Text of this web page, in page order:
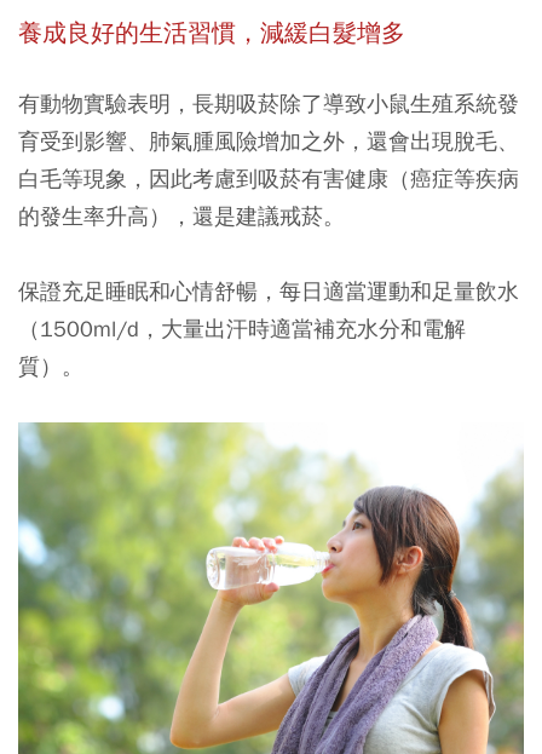
養成良好的生活習慣，減緩白髮增多
有動物實驗表明，長期吸菸除了導致小鼠生殖系統發
育受到影響、肺氣腫風險增加之外，還會出現脫毛、
白毛等現象，因此考慮到吸菸有害健康（癌症等疾病
的發生率升高），還是建議戒菸。
保證充足睡眠和心情舒暢，每日適當運動和足量飲水
（1500ml/d，大量出汗時適當補充水分和電解
質）。